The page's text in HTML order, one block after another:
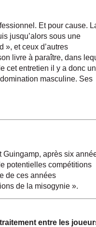
Et pour cause.
jusqu’alors sous une
», et ceux d’autres
livre à paraître, dans
cet entretien il y a donc
masculine. Ses
Guingamp, après six
potentielles compétitions
de ces années
de la misogynie ».
entre les